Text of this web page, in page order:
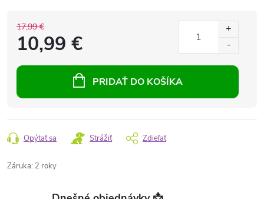
17,99 €
10,99 €
PRIDAŤ DO KOŠÍKA
Opýtať sa Strážiť Zdieľať
Záruka: 2 roky